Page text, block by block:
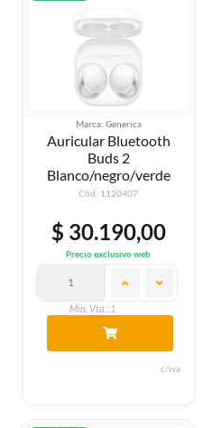
Marca: Generica
Auricular Bluetooth
Buds 2
Blanco/negro/verde
Cód: 1120407
$ 30.190,00
Precio exclusivo web
Min. Vta.: 1
c/iva